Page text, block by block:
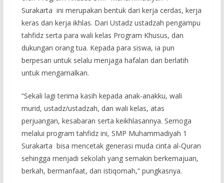
Surakarta ini merupakan bentuk dari kerja cerdas, kerja
keras dan kerja ikhlas. Dari Ustadz ustadzah pengampu
tahfidz serta para wali kelas Program Khusus, dan
dukungan orang tua. Kepada para siswa, ia pun
berpesan untuk selalu menjaga hafalan dan berlatih
untuk mengamalkan.
“Sekali lagi terima kasih kepada anak-anakku, wali
murid, ustadz/ustadzah, dan wali kelas, atas
perjuangan, kesabaran serta keikhlasannya. Semoga
melalui program tahfidz ini, SMP Muhammadiyah 1
Surakarta bisa mencetak generasi muda cinta al-Quran
sehingga menjadi sekolah yang semakin berkemajuan,
berkah, bermanfaat, dan istiqomah,” pungkasnya.